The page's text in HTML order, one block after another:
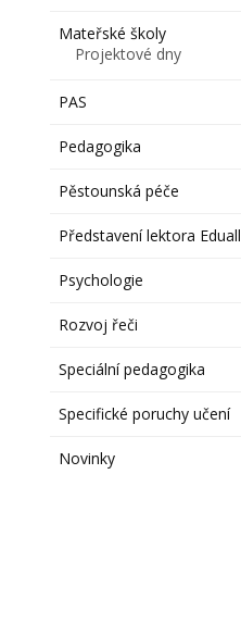
Mateřské školy
Projektové dny
PAS
Pedagogika
Pěstounská péče
Představení lektora Eduall
Psychologie
Rozvoj řeči
Speciální pedagogika
Specifické poruchy učení
Novinky